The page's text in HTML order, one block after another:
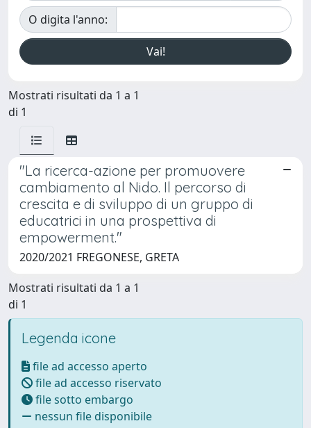
O digita l'anno:
Mostrati risultati da 1 a 1
di 1
"La ricerca-azione per promuovere
cambiamento al Nido. Il percorso di
crescita e di sviluppo di un gruppo di
educatrici in una prospettiva di
empowerment."
2020/2021 FREGONESE, GRETA
Mostrati risultati da 1 a 1
di 1
Legenda icone
file ad accesso aperto
file ad accesso riservato
file sotto embargo
nessun file disponibile